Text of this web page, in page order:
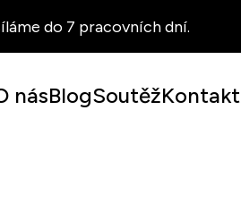
do 7 pracovních dní.
násBlogSoutěžKontakt